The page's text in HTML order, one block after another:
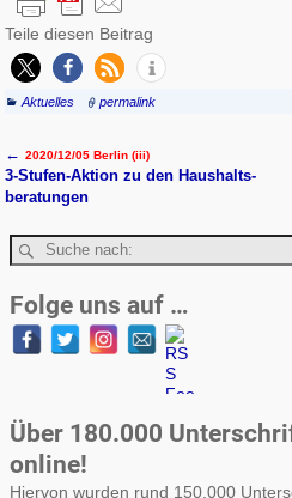
Teile diesen Beitrag
Aktuelles permalink
Artikelnavigation
← 2020/12/05 Berlin (iii)
3-Stufen-Aktion zu den Haus­halts­
be­ratun­gen
Folge uns auf …
Über 180.000
online!
Hiervon wurden rund 150.000